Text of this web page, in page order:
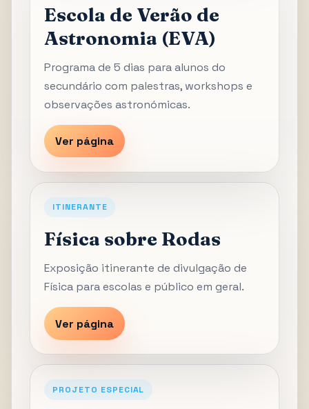
Escola de Verão de
Astronomia (EVA)
Programa de 5 dias para alunos do
secundário com palestras, workshops e
observações astronómicas.
Ver página
ITINERANTE
Física sobre Rodas
Exposição itinerante de divulgação de
Física para escolas e público em geral.
Ver página
PROJETO ESPECIAL